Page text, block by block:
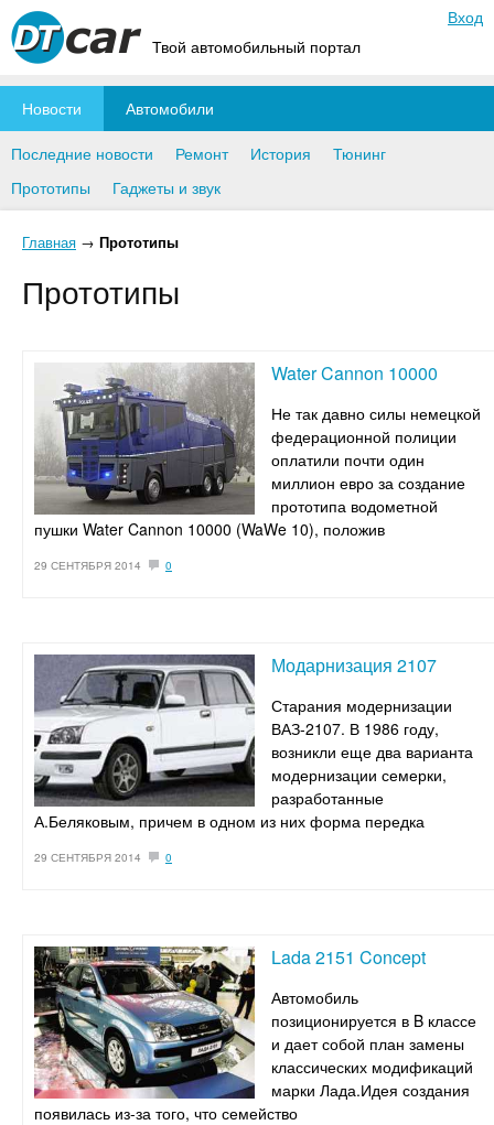
Твой автомобильный портал
Вход
Новости Автомобили
Последние новости Ремонт История
Тюнинг
Прототипы
Гаджеты и звук
Главная → Прототипы
Прототипы
Water Cannon 10000
Не так давно силы немецкой
федерационной полиции
оплатили почти один
миллион евро за создание
прототипа водометной
пушки Water Cannon 10000 (WaWe 10), положив
29 СЕНТЯБРЯ 2014 0
Модарнизация 2107
Старания модернизации
ВАЗ-2107. В 1986 году,
возникли еще два варианта
модернизации семерки,
разработанные
А.Беляковым, причем в одном из них форма передка
29 СЕНТЯБРЯ 2014 0
Lada 2151 Concept
Автомобиль
позиционируется в B классе
и дает собой план замены
классических модификаций
марки Лада.Идея создания
появилась из-за того, что семейство